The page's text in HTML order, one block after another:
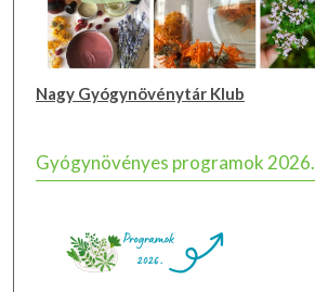
Nagy Gyógynövénytár Klub
Gyógynövényes programok 2026.